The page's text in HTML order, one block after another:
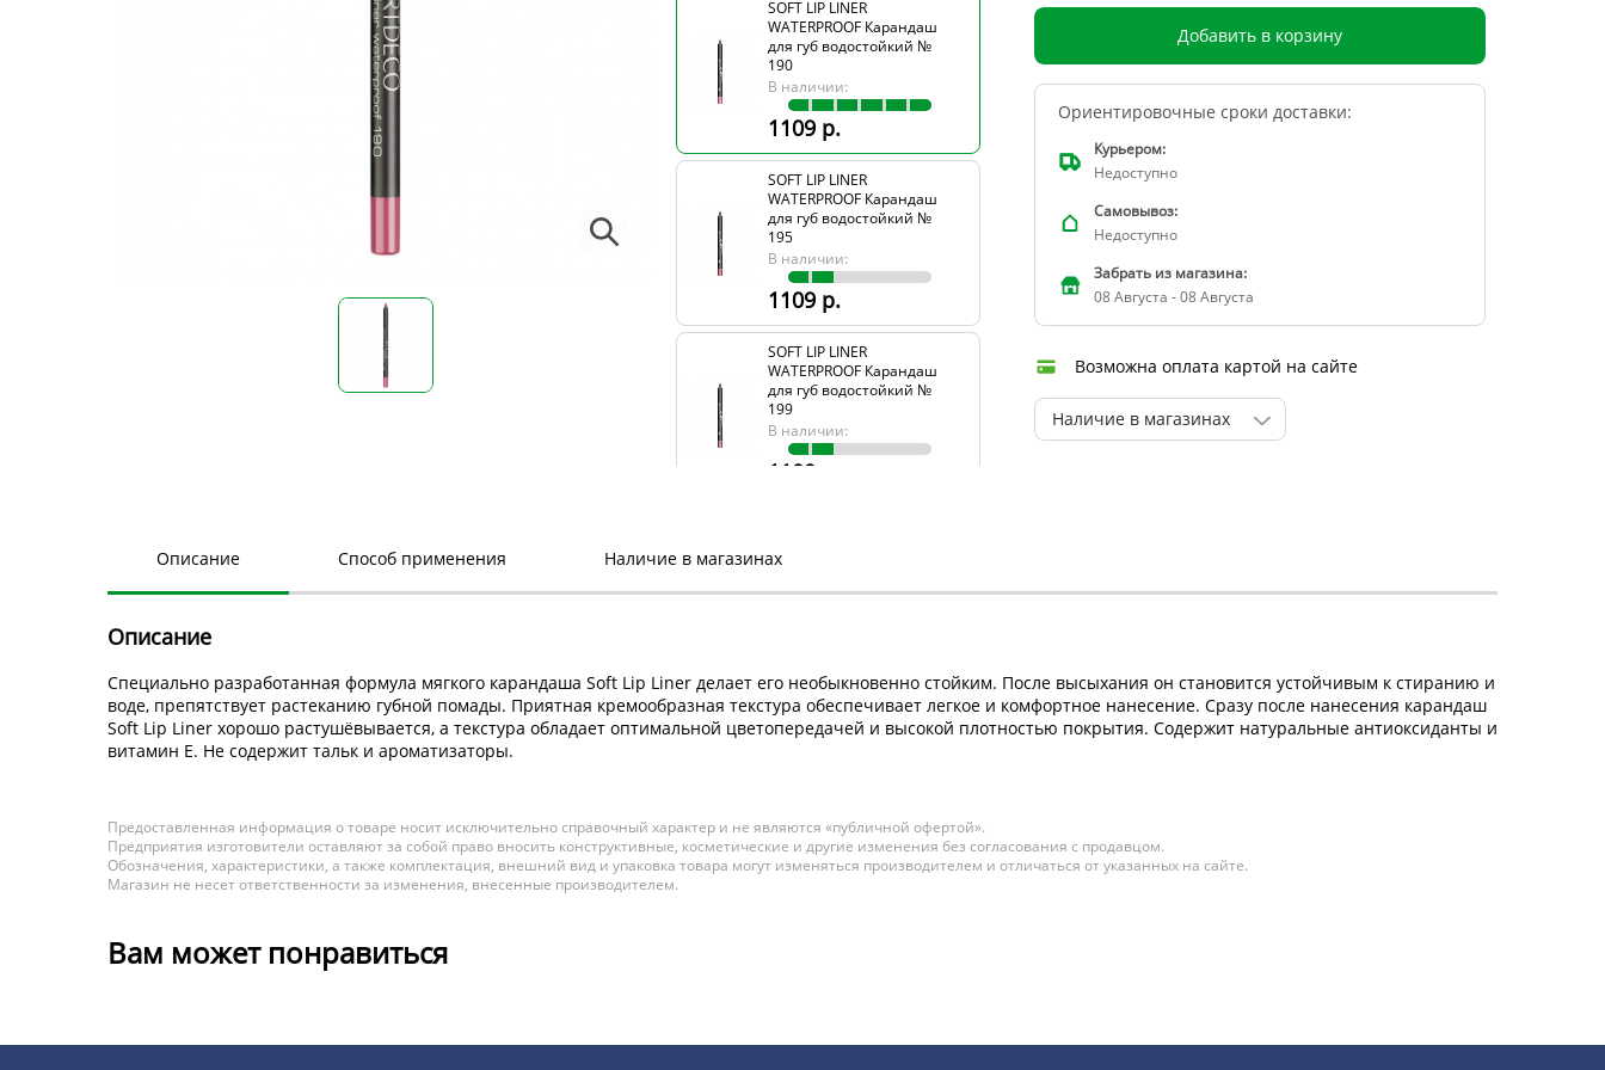
SOFT LIP LINER
WATERPROOF Карандаш
для губ водостойкий №
190
В наличии:
1109 р.
SOFT LIP LINER
WATERPROOF Карандаш
для губ водостойкий №
195
В наличии:
1109 р.
SOFT LIP LINER
WATERPROOF Карандаш
для губ водостойкий №
199
В наличии:
1109 р.
Добавить в корзину
Ориентировочные сроки доставки:
Курьером:
Недоступно
Самовывоз:
Недоступно
Забрать из магазина:
08 Августа - 08 Августа
Возможна оплата картой на сайте
Наличие в магазинах
Описание Способ применения Наличие в магазинах
Описание
Специально разработанная формула мягкого карандаша Soft Lip Liner делает его необыкновенно стойким. После высыхания он становится устойчивым к стиранию и
воде, препятствует растеканию губной помады. Приятная кремообразная текстура обеспечивает легкое и комфортное нанесение. Сразу после нанесения карандаш
Soft Lip Liner хорошо растушёвывается, а текстура обладает оптимальной цветопередачей и высокой плотностью покрытия. Содержит натуральные антиоксиданты и
витамин Е. Не содержит тальк и ароматизаторы.
Предоставленная информация о товаре носит исключительно справочный характер и не являются «публичной офертой».
Предприятия изготовители оставляют за собой право вносить конструктивные, косметические и другие изменения без согласования с продавцом.
Обозначения, характеристики, а также комплектация, внешний вид и упаковка товара могут изменяться производителем и отличаться от указанных на сайте.
Магазин не несет ответственности за изменения, внесенные производителем.
Вам может понравиться